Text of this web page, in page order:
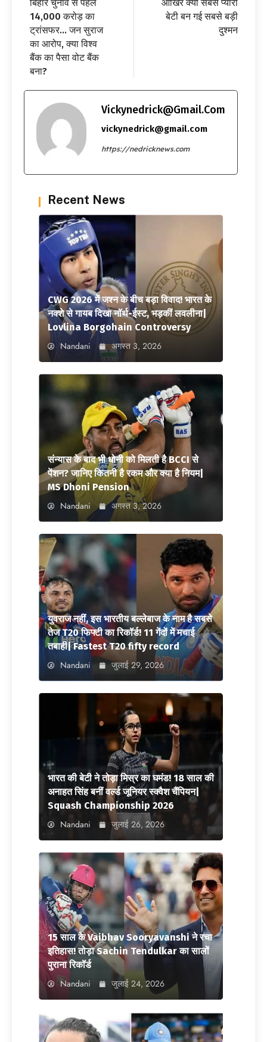
बिहार चुनाव से पहले
14,000 करोड़ का
ट्रांसफर… जन सुराज
का आरोप, क्या विश्व
बैंक का पैसा वोट बैंक
बना?
आखिर क्यों सबसे प्यारी
बेटी बन गई सबसे बड़ी
दुश्मन
Vickynedrick@gmail.com
vickynedrick@gmail.com
https://nedricknews.com
Recent News
CWG 2026 में जश्न के बीच बड़ा विवाद! भारत के
नक्शे से गायब दिखा नॉर्थ-ईस्ट, भड़कीं लवलीना|
Lovlina Borgohain Controversy
Nandani अगस्त 3, 2026
संन्यास के बाद भी धोनी को मिलती है BCCI से
पेंशन? जानिए कितनी है रकम और क्या है नियम|
MS Dhoni Pension
Nandani अगस्त 3, 2026
युवराज नहीं, इस भारतीय बल्लेबाज के नाम है सबसे
तेज T20 फिफ्टी का रिकॉर्ड! 11 गेंदों में मचाई
तबाही| Fastest T20 fifty record
Nandani जुलाई 29, 2026
भारत की बेटी ने तोड़ा मिस्र का घमंड! 18 साल की
अनाहत सिंह बनीं वर्ल्ड जूनियर स्क्वैश चैंपियन|
Squash Championship 2026
Nandani जुलाई 26, 2026
15 साल के Vaibhav Sooryavanshi ने रचा
इतिहास! तोड़ा Sachin Tendulkar का सालों
पुराना रिकॉर्ड
Nandani जुलाई 24, 2026